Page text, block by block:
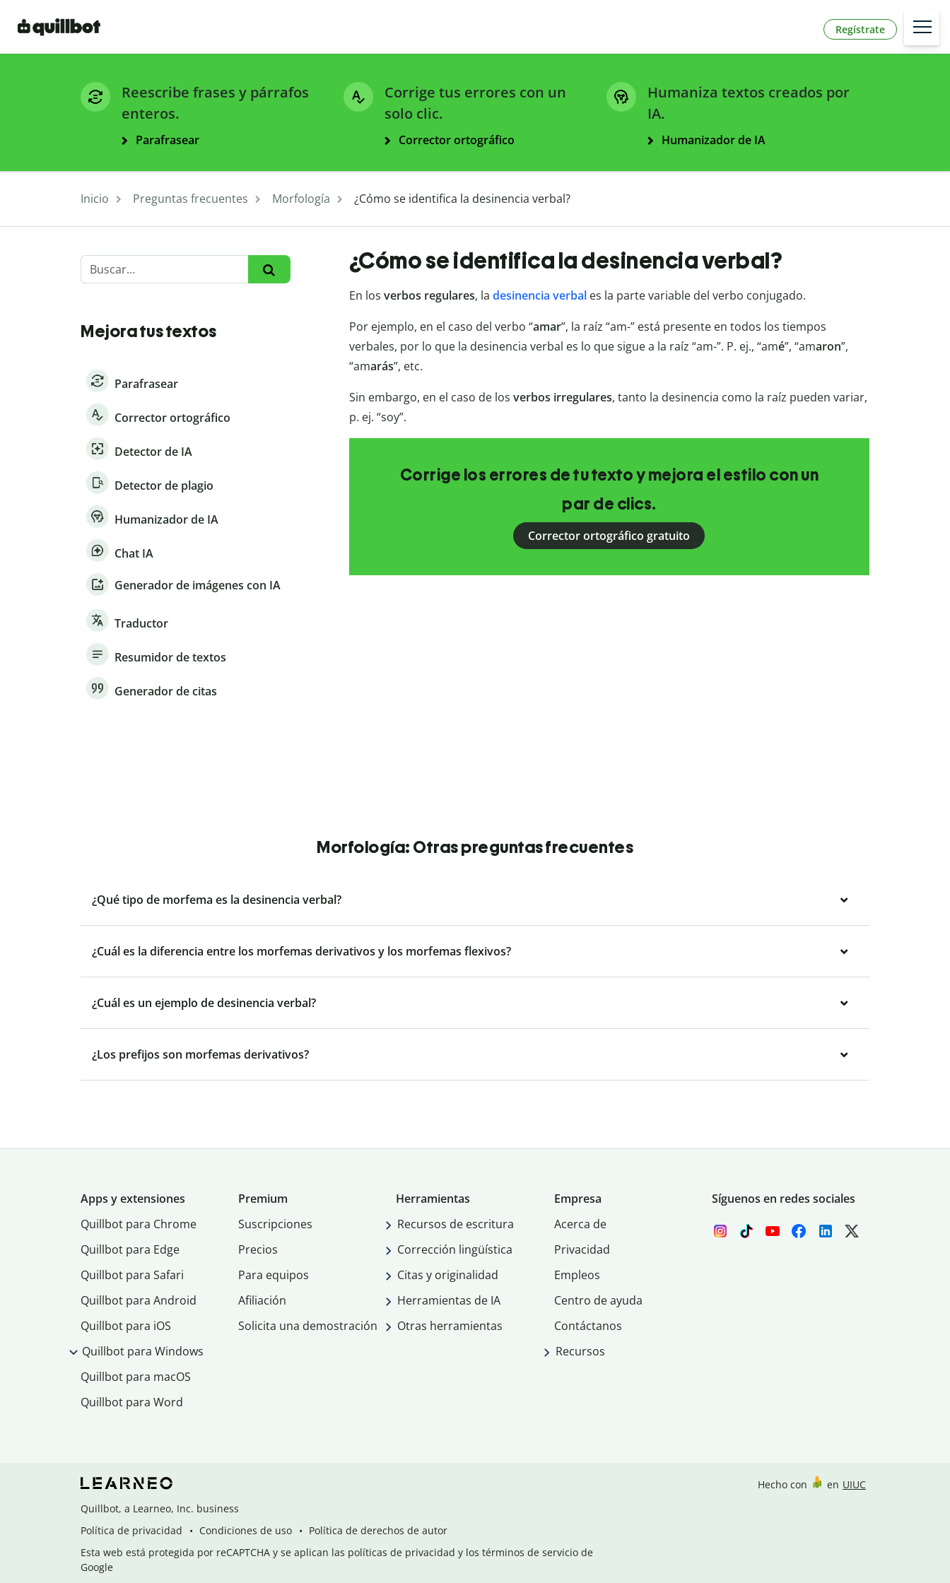
Regístrate
Reescribe frases y párrafos
enteros.
Parafrasear
Corrige tus errores con un
solo clic.
Corrector ortográfico
Humaniza textos creados por
IA.
Humanizador de IA
Inicio Preguntas frecuentes Morfología ¿Cómo se identifica la desinencia verbal?
Mejora tus textos
Parafrasear
Corrector ortográfico
Detector de IA
Detector de plagio
Humanizador de IA
Chat IA
Generador de imágenes con IA
Traductor
Resumidor de textos
Generador de citas
¿Cómo se identifica la desinencia verbal?
En los verbos regulares, la desinencia verbal es la parte variable del verbo conjugado.
Por ejemplo, en el caso del verbo “amar”, la raíz “am-” está presente en todos los tiempos
verbales, por lo que la desinencia verbal es lo que sigue a la raíz “am-”. P. ej., “amé”, “amaron”,
“amarás”, etc.
Sin embargo, en el caso de los verbos irregulares, tanto la desinencia como la raíz pueden variar,
p. ej. “soy”.
Corrige los errores de tu texto y mejora el estilo con un
par de clics.
Corrector ortográfico gratuito
Morfología: Otras preguntas frecuentes
¿Qué tipo de morfema es la desinencia verbal?
¿Cuál es la diferencia entre los morfemas derivativos y los morfemas flexivos?
¿Cuál es un ejemplo de desinencia verbal?
¿Los prefijos son morfemas derivativos?
Apps y extensiones
Quillbot para Chrome
Quillbot para Edge
Quillbot para Safari
Quillbot para Android
Quillbot para iOS
Quillbot para Windows
Quillbot para macOS
Quillbot para Word
Premium
Suscripciones
Precios
Para equipos
Afiliación
Solicita una demostración
Herramientas
Recursos de escritura
Corrección lingüística
Citas y originalidad
Herramientas de IA
Otras herramientas
Empresa
Acerca de
Privacidad
Empleos
Centro de ayuda
Contáctanos
Recursos
Síguenos en redes sociales
Quillbot, a Learneo, Inc. business
Política de privacidad
Condiciones de uso
Política de derechos de autor
Esta web está protegida por reCAPTCHA y se aplican las políticas de privacidad y los términos de servicio de
Google
Hecho con en UIUC